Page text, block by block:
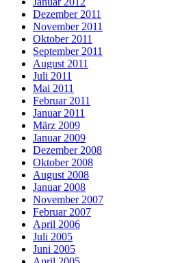
Dezember 2011
November 2011
Oktober 2011
September 2011
August 2011
Juli 2011
Mai 2011
Februar 2011
Januar 2011
März 2009
Januar 2009
Dezember 2008
Oktober 2008
August 2008
Januar 2008
November 2007
Februar 2007
April 2006
Juli 2005
Juni 2005